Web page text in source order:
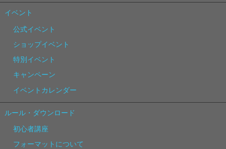
イベント
公式イベント
ショップイベント
特別イベント
キャンペーン
イベントカレンダー
ルール・ダウンロード
初心者講座
フォーマットについて